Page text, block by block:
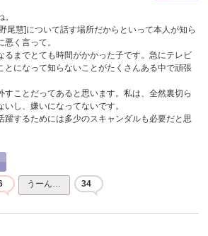
尾慧]について話す場所だからといって本人が知ら
く言って。
るまでとても時間がかかった子です。急にテレビ
とになって知らないことがたくさんある中で頑張
すことだってあると思います。私は、全然裏切ら
し、嫌いになってないです。
躍するためには多少のスキャンダルも必要だと思
うーん… 34